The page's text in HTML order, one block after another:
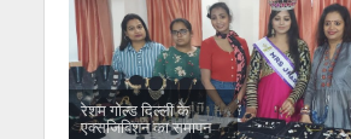
रेशम गोल्ड दिल्ली के
एक्सजिबिशन का समापन